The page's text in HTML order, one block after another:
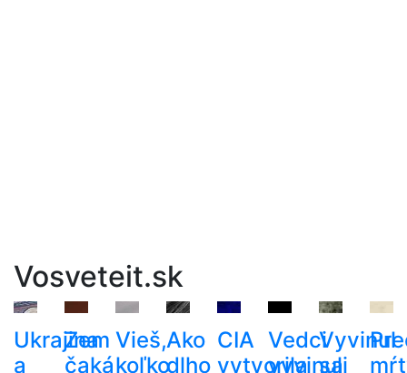
Vosveteit.sk
Ukrajina
a
Zem
čaká
Vieš,
koľko
Ako
dlho
CIA
vytvorila
Vedci
vyvinuli
Vyvinul
sa